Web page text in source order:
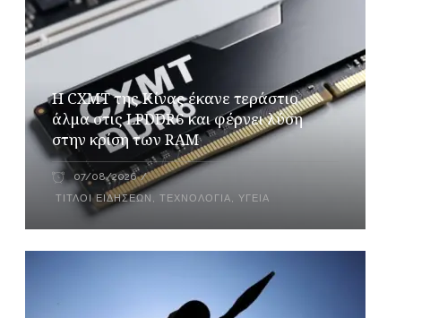
Η CXMT της Κίνας έκανε τεράστιο
άλμα στις LPDDR6 και φέρνει λύση
στην κρίση των RAM
07/08/2026
ΤΊΤΛΟΙ ΕΙΔΉΣΕΩΝ ,ΤΕΧΝΟΛΟΓΊΑ,ΥΓΕΊΑ